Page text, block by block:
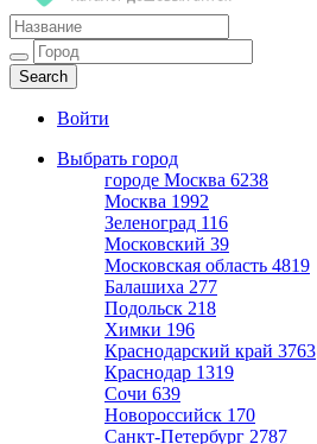
Каталог дешевых аптек
Войти
Выбрать город
городе Москва 6238
Москва 1992
Зеленоград 116
Московский 39
Московская область 4819
Балашиха 277
Подольск 218
Химки 196
Краснодарский край 3763
Краснодар 1319
Сочи 639
Новороссийск 170
Санкт-Петербург 2787